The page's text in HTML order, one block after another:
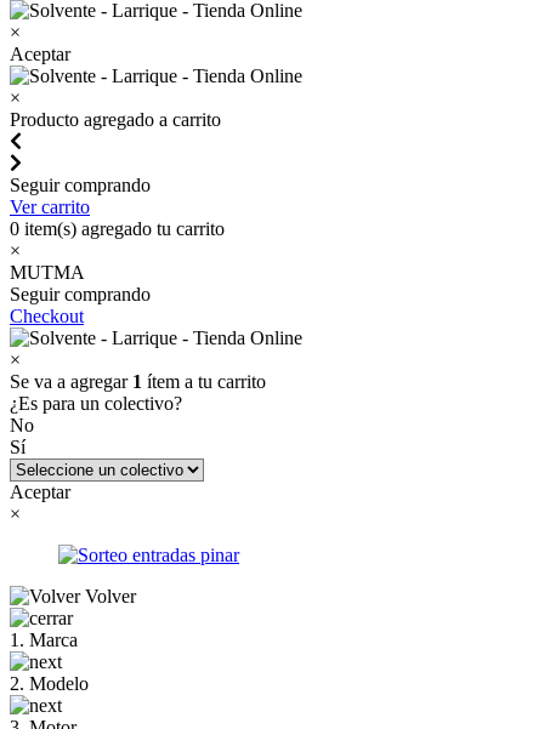
×
Aceptar
×
Producto agregado a carrito
Seguir comprando
Ver carrito
0 item(s) agregado tu carrito
×
MUTMA
Seguir comprando
Checkout
×
Se va a agregar 1 ítem a tu carrito
¿Es para un colectivo?
No
Sí
Aceptar
×
Volver
1. Marca
2. Modelo